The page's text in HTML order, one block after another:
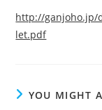
http://ganjoho.jp/
let.pdf
YOU MIGHT